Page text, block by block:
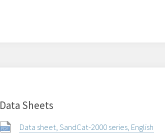
Data Sheets
Data sheet, SandCat-2000 series, English